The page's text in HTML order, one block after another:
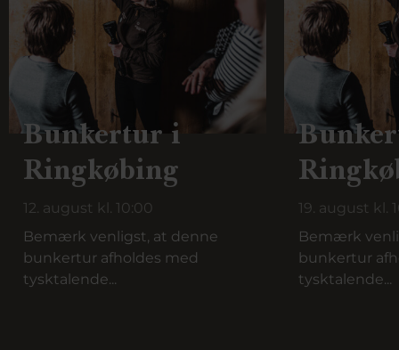
Bunkertur i
Ringkøbing
12. august kl. 10:00
Bemærk venligst, at denne
bunkertur afholdes med
tysktalende...
19. august kl.
Bemærk
bunkertur
tysktalende...